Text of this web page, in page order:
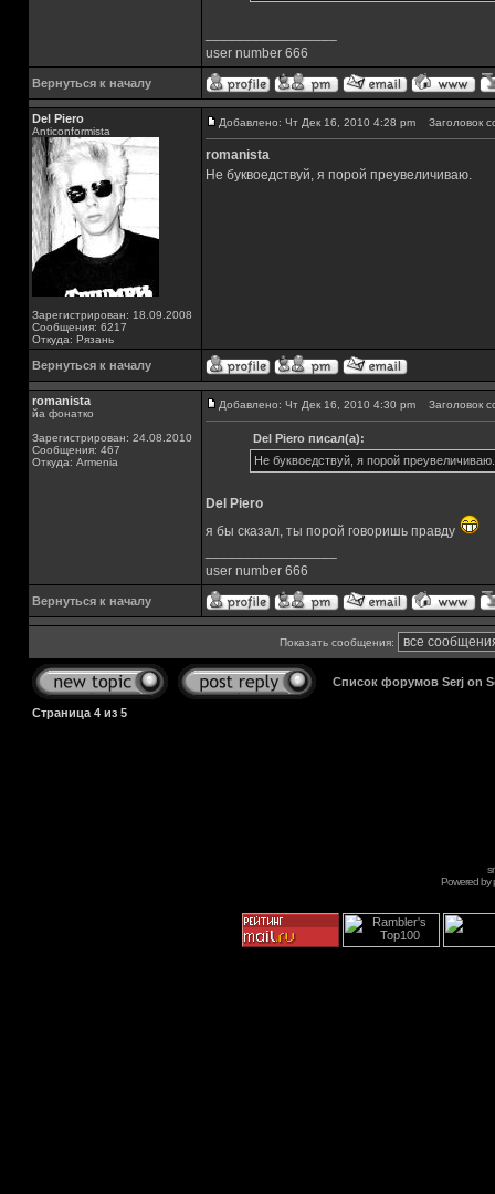
user number 666
Вернуться к началу
Del Piero
Аnticonformista
Зарегистрирован: 18.09.2008
Сообщения: 6217
Откуда: Рязань
Добавлено: Чт Дек 16, 2010 4:28 pm Заголовок
romanista
Не буквоедствуй, я порой преувеличиваю.
Вернуться к началу
romanista
йа фонатко
Зарегистрирован: 24.08.2010
Сообщения: 467
Откуда: Armenia
Добавлено: Чт Дек 16, 2010 4:30 pm Заголовок
Del Piero писал(а):
Не буквоедствуй, я порой преувеличиваю.
Del Piero
я бы сказал, ты порой говоришь правду
user number 666
Вернуться к началу
Показать сообщения:
Список форумов Serj on
Страница 4 из 5
Powered by